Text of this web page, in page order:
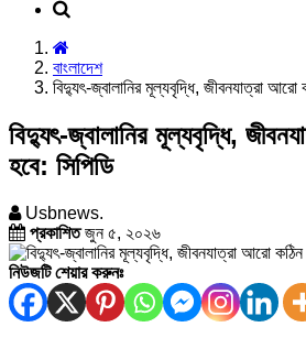
বাংলাদেশ
বিদ্যুৎ-জ্বালানির মূল্যবৃদ্ধি, জীবনযাত্রা আরো
বিদ্যুৎ-জ্বালানির মূল্যবৃদ্ধি,
হবে: সিপিডি
Usbnews.
প্রকাশিতজুন ৫, ২০২৬
নিউজটি শেয়ার করুনঃ